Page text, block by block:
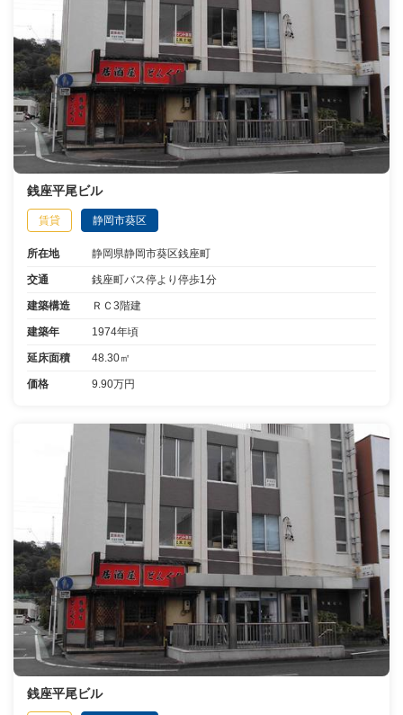
銭座平尾ビル
賃貸 静岡市葵区
所在地 静岡県静岡市葵区銭座町
交通 銭座町バス停より停歩1分
建築構造 ＲＣ3階建
建築年 1974年頃
延床面積 48.30㎡
価格 9.90万円
銭座平尾ビル